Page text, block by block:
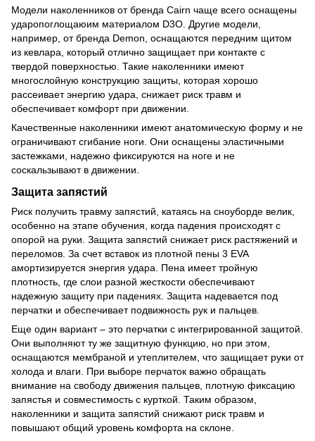
Модели наколенников от бренда Cairn чаще всего оснащены
ударопоглощаюим материалом D3O. Другие модели,
например, от бренда Demon, оснащаются передним щитом
из кевлара, который отлично защищает при контакте с
твердой поверхностью. Такие наколенники имеют
многослойную конструкцию защиты, которая хорошо
рассеивает энергию удара, снижает риск травм и
обеспечивает комфорт при движении.
Качественные наколенники имеют анатомическую форму и не
ограничивают сгибание ноги. Они оснащены эластичными
застежками, надежно фиксируются на ноге и не
соскальзывают в движении.
Защита запястий
Риск получить травму запястий, катаясь на сноуборде велик,
особенно на этапе обучения, когда падения происходят с
опорой на руки. Защита запястий снижает риск растяжений и
переломов. За счет вставок из плотной пены 3 EVA
амортизируется энергия удара. Пена имеет тройную
плотность, где слои разной жесткости обеспечивают
надежную защиту при падениях. Защита надевается под
перчатки и обеспечивает подвижность рук и пальцев.
Еще один вариант – это перчатки с интегрированной защитой.
Они выполняют ту же защитную функцию, но при этом,
оснащаются мембраной и утеплителем, что защищает руки от
холода и влаги. При выборе перчаток важно обращать
внимание на свободу движения пальцев, плотную фиксацию
запястья и совместимость с курткой. Таким образом,
наколенники и защита запястий снижают риск травм и
повышают общий уровень комфорта на склоне.